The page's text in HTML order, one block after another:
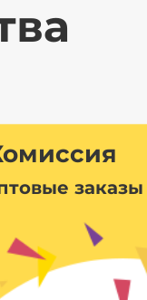
заказы